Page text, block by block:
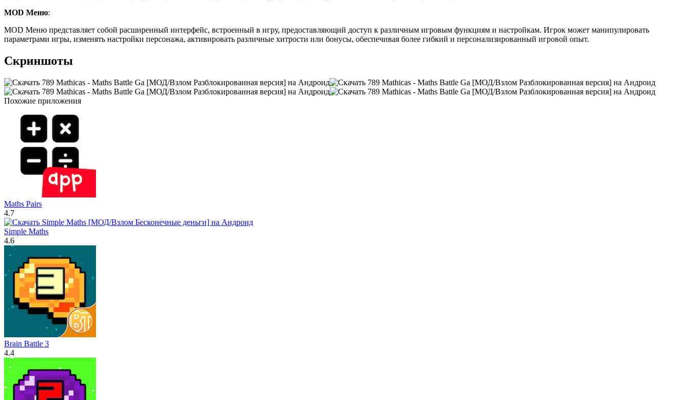
MOD Меню:
MOD Меню представляет собой расширенный интерфейс, встроенный в игру, предоставляющий доступ к различным игровым функциям и настройкам. Игрок может манипулировать
параметрами игры, изменять настройки персонажа, активировать различные хитрости или бонусы, обеспечивая более гибкий и персонализированный игровой опыт.
Скриншоты
Похожие приложения
Maths Pairs
4.7
Simple Maths
4.6
Brain Battle 3
4.4